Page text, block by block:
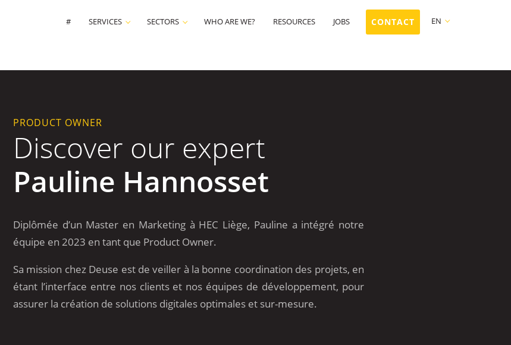
# SERVICES SECTORS WHO ARE WE? RESOURCES JOBS CONTACT
EN
EN
PRODUCT OWNER
Discover our expert
Pauline Hannosset
Diplômée d’un Master en Marketing à HEC Liège, Pauline a intégré notre
équipe en 2023 en tant que Product Owner.
Sa mission chez Deuse est de veiller à la bonne coordination des projets, en
étant l’interface entre nos clients et nos équipes de développement, pour
assurer la création de solutions digitales optimales et sur-mesure.